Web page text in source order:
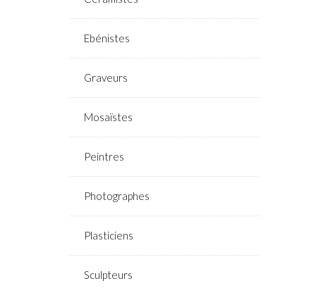
Ebénistes
Graveurs
Mosaïstes
Peintres
Photographes
Plasticiens
Sculpteurs